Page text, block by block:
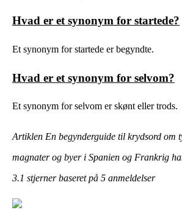
Hvad er et synonym for startede?
Et synonym for startede er begyndte.
Hvad er et synonym for selvom?
Et synonym for selvom er skønt eller trods.
Artiklen En begynderguide til krydsord om
magnater og byer i Spanien og Frankrig
3.1 stjerner baseret på 5 anmeldelser